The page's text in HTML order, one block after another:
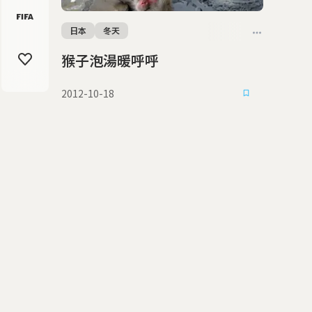
猴子泡湯暖呼呼
日本 冬天
2012-10-18